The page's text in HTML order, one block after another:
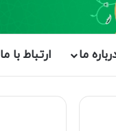
ما ارتباط با ما